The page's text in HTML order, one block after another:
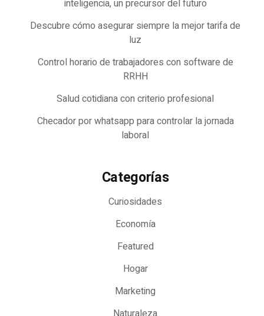
inteligencia, un precursor del futuro
Descubre cómo asegurar siempre la mejor tarifa de
luz
Control horario de trabajadores con software de
RRHH
Salud cotidiana con criterio profesional
Checador por whatsapp para controlar la jornada
laboral
Categorías
Curiosidades
Economía
Featured
Hogar
Marketing